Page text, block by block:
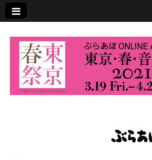
東京・春・